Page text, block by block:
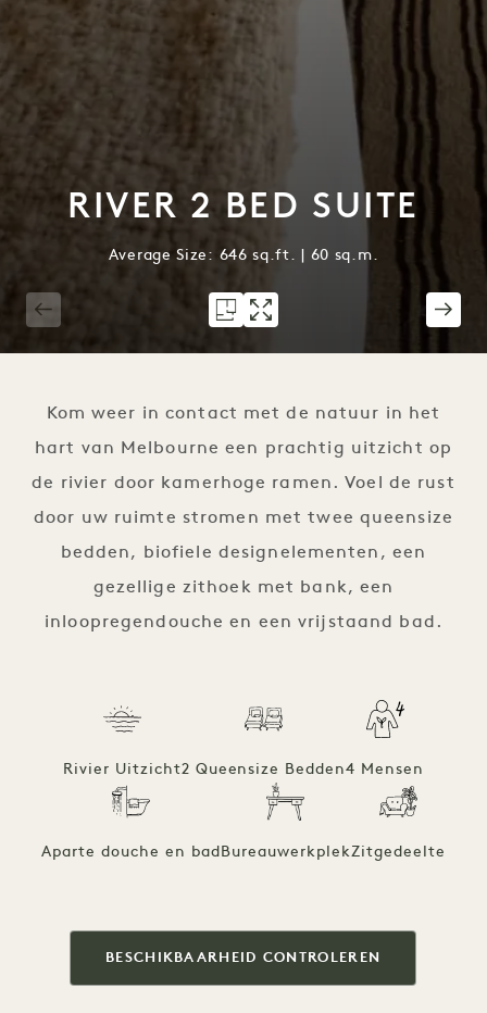
RIVER 2 BED SUITE
Average Size: 646 sq.ft. | 60 sq.m.
Kom weer in contact met de natuur in het
hart van Melbourne een prachtig uitzicht op
de rivier door kamerhoge ramen. Voel de rust
door uw ruimte stromen met twee queensize
bedden, biofiele designelementen, een
gezellige zithoek met bank, een
inloopregendouche en een vrijstaand bad.
Rivier Uitzicht2 Queensize Bedden4 Mensen
Aparte douche en bad BureauwerkplekZitgedeelte
BESCHIKBAARHEID CONTROLEREN